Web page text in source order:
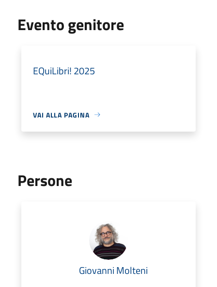
Evento genitore
EQuiLibri! 2025
VAI ALLA PAGINA
Persone
Giovanni Molteni